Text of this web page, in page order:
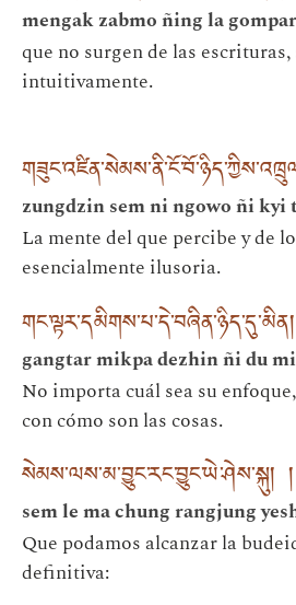
mengak zabmo ñing la
que no surgen de las
intuitivamente.
zungdzin sem ni ngowo ñi kyi
La mente del que percibe y de
esencialmente ilusoria.
gangtar mikpa dezhin ñi du
No importa cuál sea su
con cómo son las cosas.
སེམས་ལས་མ་བྱུང་རང་བྱུང་ཡེ་ཤེས་སྐུ། །
sem le ma chung rangjung
Que podamos alcanzar la
definitiva: